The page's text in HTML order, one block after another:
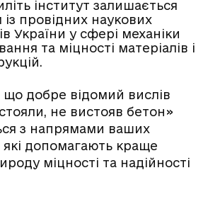
інститут залишається
провідних наукових
України у сфері механіки
та міцності матеріалів і
що добре відомий вислів
не вистояв бетон»
з напрямами ваших
які допомагають краще
міцності та надійності